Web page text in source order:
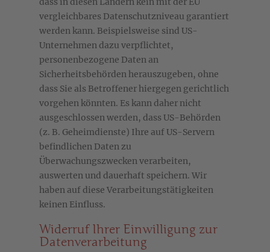
vergleichbares Datenschutzniveau garantiert
werden kann. Beispielsweise sind US-
Unternehmen dazu verpflichtet,
personenbezogene Daten an
Sicherheitsbehörden herauszugeben, ohne
dass Sie als Betroffener hiergegen gerichtlich
vorgehen könnten. Es kann daher nicht
ausgeschlossen werden, dass US-Behörden
(z. B. Geheimdienste) Ihre auf US-Servern
befindlichen Daten zu
Überwachungszwecken verarbeiten,
auswerten und dauerhaft speichern. Wir
haben auf diese Verarbeitungstätigkeiten
keinen Einfluss.
Widerruf Ihrer Einwilligung zur
Datenverarbeitung